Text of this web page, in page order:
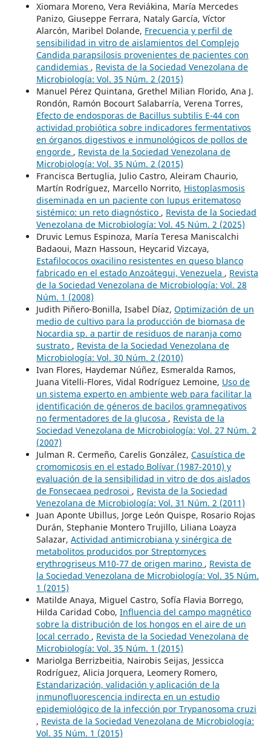
Xiomara Moreno, Vera Reviákina, María Mercedes
Panizo, Giuseppe Ferrara, Nataly García, Víctor
Alarcón, Maribel Dolande, Frecuencia y perfil de
sensibilidad in vitro de aislamientos del Complejo
Candida parapsilosis provenientes de pacientes con
candidemias , Revista de la Sociedad Venezolana de
Microbiología: Vol. 35 Núm. 2 (2015)
Manuel Pérez Quintana, Grethel Milian Florido, Ana J.
Rondón, Ramón Bocourt Salabarría, Verena Torres,
Efecto de endosporas de Bacillus subtilis E-44 con
actividad probiótica sobre indicadores fermentativos
en órganos digestivos e inmunológicos de pollos de
engorde , Revista de la Sociedad Venezolana de
Microbiología: Vol. 35 Núm. 2 (2015)
Francisca Bertuglia, Julio Castro, Aleiram Chaurio,
Martín Rodríguez, Marcello Norrito, Histoplasmosis
diseminada en un paciente con lupus eritematoso
sistémico: un reto diagnóstico , Revista de la Sociedad
Venezolana de Microbiología: Vol. 45 Núm. 2 (2025)
Druvic Lemus Espinoza, María Teresa Maniscalchi
Badaoui, Mazn Hassoun, Heycarid Vizcaya,
Estafilococos oxacilino resistentes en queso blanco
fabricado en el estado Anzoátegui, Venezuela , Revista
de la Sociedad Venezolana de Microbiología: Vol. 28
Núm. 1 (2008)
Judith Piñero-Bonilla, Isabel Díaz, Optimización de un
medio de cultivo para la producción de biomasa de
Nocardia sp. a partir de residuos de naranja como
sustrato , Revista de la Sociedad Venezolana de
Microbiología: Vol. 30 Núm. 2 (2010)
Ivan Flores, Haydemar Núñez, Esmeralda Ramos,
Juana Vitelli-Flores, Vidal Rodríguez Lemoine, Uso de
un sistema experto en ambiente web para facilitar la
identificación de géneros de bacilos gramnegativos
no fermentadores de la glucosa , Revista de la
Sociedad Venezolana de Microbiología: Vol. 27 Núm. 2
(2007)
Julman R. Cermeño, Carelis González, Casuística de
cromomicosis en el estado Bolívar (1987-2010) y
evaluación de la sensibilidad in vitro de dos aislados
de Fonsecaea pedrosoi , Revista de la Sociedad
Venezolana de Microbiología: Vol. 31 Núm. 2 (2011)
Juan Aponte Ubillus, Jorge León Quispe, Rosario Rojas
Durán, Stephanie Montero Trujillo, Liliana Loayza
Salazar, Actividad antimicrobiana y sinérgica de
metabolitos producidos por Streptomyces
erythrogriseus M10-77 de origen marino , Revista de
la Sociedad Venezolana de Microbiología: Vol. 35 Núm.
1 (2015)
Matilde Anaya, Miguel Castro, Sofía Flavia Borrego,
Hilda Caridad Cobo, Influencia del campo magnético
sobre la distribución de los hongos en el aire de un
local cerrado , Revista de la Sociedad Venezolana de
Microbiología: Vol. 35 Núm. 1 (2015)
Mariolga Berrizbeitia, Nairobis Seijas, Jessicca
Rodríguez, Alicia Jorquera, Leomery Romero,
Estandarización, validación y aplicación de la
inmunofluorescencia indirecta en un estudio
epidemiológico de la infección por Trypanosoma cruzi
, Revista de la Sociedad Venezolana de Microbiología:
Vol. 35 Núm. 1 (2015)